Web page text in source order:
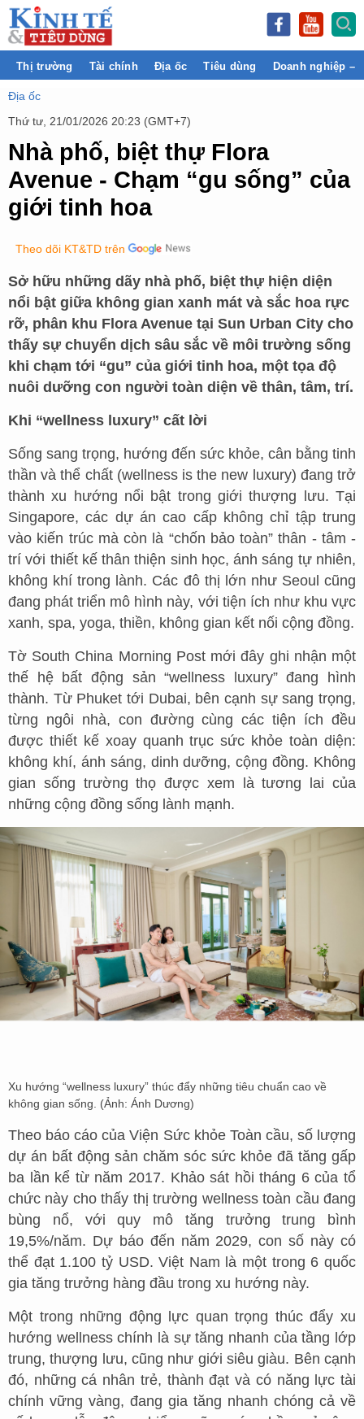
Thị trường Tài chính Địa ốc Tiêu dùng Doanh nghiệp –
Địa ốc
Thứ tư, 21/01/2026 20:23 (GMT+7)
Nhà phố, biệt thự Flora
Avenue - Chạm “gu sống” của
giới tinh hoa
Theo dõi KT&TD trên
Sở hữu những dãy nhà phố, biệt thự hiện diện
nổi bật giữa không gian xanh mát và sắc hoa rực
rỡ, phân khu Flora Avenue tại Sun Urban City cho
thấy sự chuyển dịch sâu sắc về môi trường sống
khi chạm tới “gu” của giới tinh hoa, một tọa độ
nuôi dưỡng con người toàn diện về thân, tâm, trí.
Khi “wellness luxury” cất lời
Sống sang trọng, hướng đến sức khỏe, cân bằng tinh
thần và thể chất (wellness is the new luxury) đang trở
thành xu hướng nổi bật trong giới thượng lưu. Tại
Singapore, các dự án cao cấp không chỉ tập trung
vào kiến trúc mà còn là “chốn bảo toàn” thân - tâm -
trí với thiết kế thân thiện sinh học, ánh sáng tự nhiên,
không khí trong lành. Các đô thị lớn như Seoul cũng
đang phát triển mô hình này, với tiện ích như khu vực
xanh, spa, yoga, thiền, không gian kết nối cộng đồng.
Tờ South China Morning Post mới đây ghi nhận một
thế hệ bất động sản “wellness luxury” đang hình
thành. Từ Phuket tới Dubai, bên cạnh sự sang trọng,
từng ngôi nhà, con đường cùng các tiện ích đều
được thiết kế xoay quanh trục sức khỏe toàn diện:
không khí, ánh sáng, dinh dưỡng, cộng đồng. Không
gian sống trường thọ được xem là tương lai của
những cộng đồng sống lành mạnh.
Xu hướng “wellness luxury” thúc đẩy những tiêu chuẩn cao về
không gian sống. (Ảnh: Ánh Dương)
Theo báo cáo của Viện Sức khỏe Toàn cầu, số lượng
dự án bất động sản chăm sóc sức khỏe đã tăng gấp
ba lần kể từ năm 2017. Khảo sát hồi tháng 6 của tổ
chức này cho thấy thị trường wellness toàn cầu đang
bùng nổ, với quy mô tăng trưởng trung bình
19,5%/năm. Dự báo đến năm 2029, con số này có
thể đạt 1.100 tỷ USD. Việt Nam là một trong 6 quốc
gia tăng trưởng hàng đầu trong xu hướng này.
Một trong những động lực quan trọng thúc đẩy xu
hướng wellness chính là sự tăng nhanh của tầng lớp
trung, thượng lưu, cũng như giới siêu giàu. Bên cạnh
đó, những cá nhân trẻ, thành đạt và có năng lực tài
chính vững vàng, đang gia tăng nhanh chóng cả về